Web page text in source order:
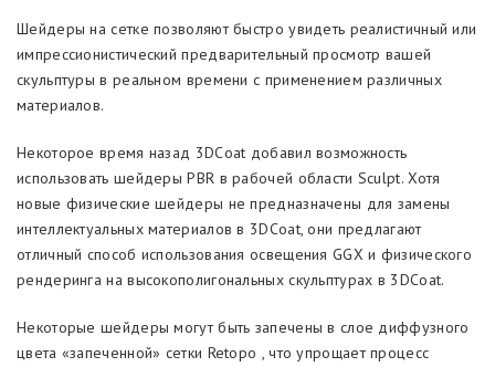
Шейдеры на сетке позволяют быстро увидеть реалистичный или
импрессионистический предварительный просмотр вашей
скульптуры в реальном времени с применением различных
материалов.
Некоторое время назад 3DCoat добавил возможность
использовать шейдеры PBR в рабочей области Sculpt. Хотя
новые физические шейдеры не предназначены для замены
интеллектуальных материалов в 3DCoat, они предлагают
отличный способ использования освещения GGX и физического
рендеринга на высокополигональных скульптурах в 3DCoat.
Некоторые шейдеры могут быть запечены в слое диффузного
цвета «запеченной» сетки Retopo , что упрощает процесс